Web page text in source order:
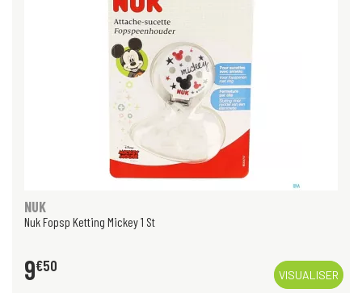
NUK
Nuk Fopsp Ketting Mickey 1 St
9€50
VISUALISER